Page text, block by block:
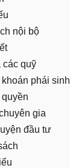
nội bộ
các quỹ
phái sinh
gia
đầu tư